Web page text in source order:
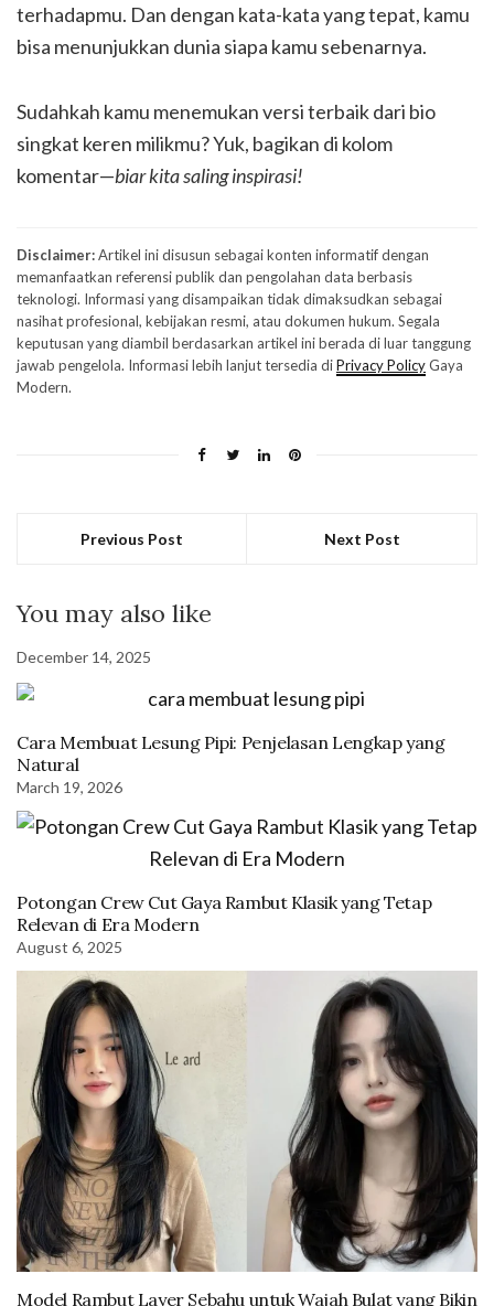
terhadapmu. Dan dengan kata-kata yang tepat, kamu
bisa menunjukkan dunia siapa kamu sebenarnya.
Sudahkah kamu menemukan versi terbaik dari bio
singkat keren milikmu? Yuk, bagikan di kolom
komentar—biar kita saling inspirasi!
Disclaimer:Artikel ini disusun sebagai konten informatif dengan
memanfaatkan referensi publik dan pengolahan data berbasis
teknologi. Informasi yang disampaikan tidak dimaksudkan sebagai
nasihat profesional, kebijakan resmi, atau dokumen hukum. Segala
keputusan yang diambil berdasarkan artikel ini berada di luar tanggung
jawab pengelola. Informasi lebih lanjut tersedia diPrivacy PolicyGaya
Modern.
Previous Post Next Post
You may also like
December 14, 2025
Cara Membuat Lesung Pipi: Penjelasan Lengkap yang
Natural
March 19, 2026
Potongan Crew Cut Gaya Rambut Klasik yang Tetap
Relevan di Era Modern
August 6, 2025
Model Rambut Layer Sebahu untuk Wajah Bulat yang Bikin